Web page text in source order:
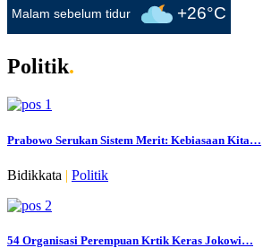
Malam sebelum tidur +26°C
Politik.
Prabowo Serukan Sistem Merit: Kebiasaan Kita…
Bidikkata | Politik
54 Organisasi Perempuan Krtik Keras Jokowi…